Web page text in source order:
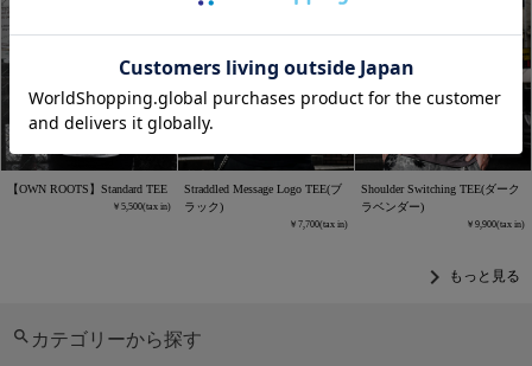
【OWN ROOTS】Standard TEE
5,500
Straddled Message Logo TEE(ブ
ラック)
7,700
Shoulder Switching TEE(ダーク
ラベンダー)
9,900
chevron_right もっと見る
カテゴリーから探す